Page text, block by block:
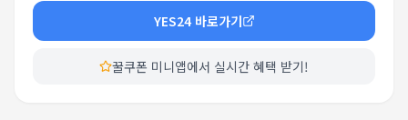
YES24바로가기
꿀쿠폰 미니앱에서 실시간 혜택 받기!